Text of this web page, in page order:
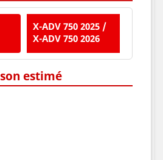
X-ADV 750 2025 /
X-ADV 750 2026
estimé